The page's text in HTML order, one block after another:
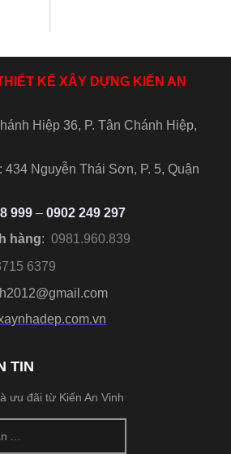
gia đình đông
KẾ XÂY DỰNG KIẾN AN
Hiệp 36, P. Tân Chánh Hiệp,
:434 Nguyễn Thái Sơn, P. 5, Quận
999 –0902 249 297
hàng: 0981.960.839
6379
TIN
ưu đãi từ Kiến An Vinh